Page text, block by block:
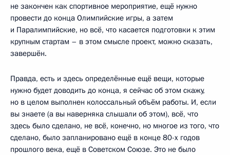
не закончен как спортивное мероприятие, ещё нужно
провести до конца Олимпийские игры, а затем
и Паралимпийские, но всё, что касается подготовки к этим
крупным стартам – в этом смысле проект, можно сказать,
завершён.
Правда, есть и здесь определённые ещё вещи, которые
нужно будет доводить до конца, я сейчас об этом скажу,
но в целом выполнен колоссальный объём работы. И, если
вы знаете (а вы наверняка слышали об этом), всё, что
здесь было сделано, не всё, конечно, но многое из того, что
сделано, было запланировано ещё в конце 80-х годов
прошлого века, ещё в Советском Союзе. Это не было